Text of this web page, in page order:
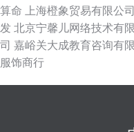
算命
上海橙象贸易有限公司
发 北京宁馨儿网络技术有
司 嘉峪关大成教育咨询有
服饰商行